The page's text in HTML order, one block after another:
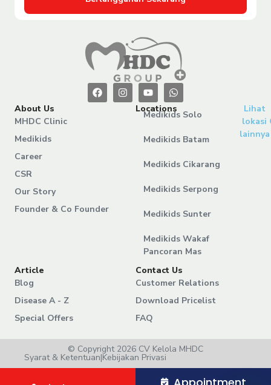
About Us
MHDC Clinic
Medikids
Career
CSR
Our Story
Founder & Co Founder
Locations
Medikids Solo
Medikids Batam
Medikids Cikarang
Medikids Serpong
Medikids Sunter
Medikids Wakaf
Pancoran Mas
Lihat
lokasi
lainnya
Article
Blog
Disease A - Z
Special Offers
Contact Us
Customer Relations
Download Pricelist
FAQ
© Copyright 2026 CV Kelola MHDC
Syarat & Ketentuan|Kebijakan Privasi